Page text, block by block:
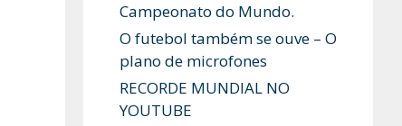
Campeonato do Mundo.
O futebol também se ouve – O
plano de microfones
RECORDE MUNDIAL NO
YOUTUBE